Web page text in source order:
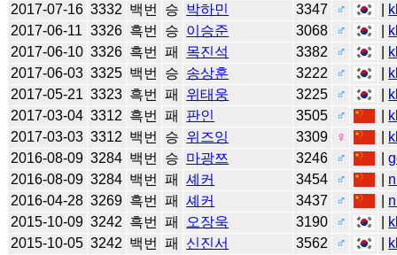
2017-07-16 3332 백번 승 박하민 3347 ♂
2017-06-11 3326 흑번 승 이승준 3068 ♂
2017-06-10 3326 흑번 패 목진석 3382 ♂
2017-06-03 3325 백번 승 송상훈 3222 ♂
2017-05-21 3323 흑번 패 위태웅 3225 ♂
2017-03-04 3312 흑번 패 판인 3505 ♂
2017-03-03 3312 백번 승 위즈잉 3309 ♀
2016-08-09 3284 백번 승 마광쯔 3246 ♂ |
2016-08-09 3284 백번 패 셰커 3454 ♂
2016-04-28 3269 흑번 패 셰커 3437 ♂
2015-10-09 3242 흑번 패 오장욱 3190 ♂
2015-10-05 3242 백번 패 신진서 3562 ♂